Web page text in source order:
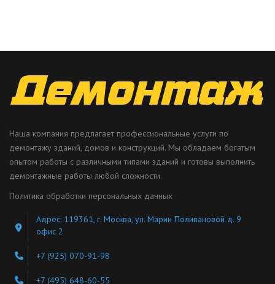
Наша компания предлагает профессиональные услуги по
демонтажу зданий, домов и конструкций. Мы обладаем богатым
опытом работы с различными типами зданий и готовы выполнить
демонтажные работы любой сложности.
Политика обработки персональных данных
Адрес: 119361, г. Москва, ул. Марии Поливановой д. 9
офис 2
+7 (925) 070-91-98
+7 (495) 648-60-55